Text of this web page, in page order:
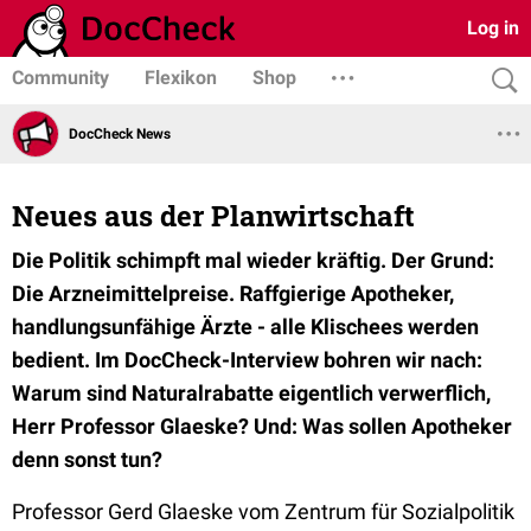
Log in
Community Flexikon Shop
DocCheck News
Neues aus der Planwirtschaft
Die Politik schimpft mal wieder kräftig. Der Grund:
Die Arzneimittelpreise. Raffgierige Apotheker,
handlungsunfähige Ärzte - alle Klischees werden
bedient. Im DocCheck-Interview bohren wir nach:
Warum sind Naturalrabatte eigentlich verwerflich,
Herr Professor Glaeske? Und: Was sollen Apotheker
denn sonst tun?
Professor Gerd Glaeske vom Zentrum für Sozialpolitik